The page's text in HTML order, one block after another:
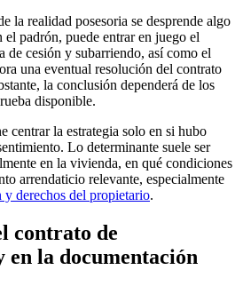
la realidad posesoria se desprende algo
el padrón, puede entrar en juego el
de cesión y subarriendo, así como el
una eventual resolución del contrato
la conclusión dependerá de los
disponible.
centrar la estrategia solo en si hubo
Lo determinante suele ser
en la vivienda, en qué condiciones
arrendaticio relevante, especialmente
y derechos del propietario.
contrato de
la documentación